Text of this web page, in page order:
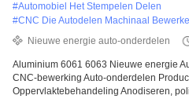
#Automobiel Het Stempelen Delen
#CNC Die Autodelen Machinaal
Nieuwe energie auto-onderdelen
Aluminium 6061 6063 Nieuwe energie
CNC-bewerking Auto-onderdelen
Oppervlaktebehandeling Anodiseren,